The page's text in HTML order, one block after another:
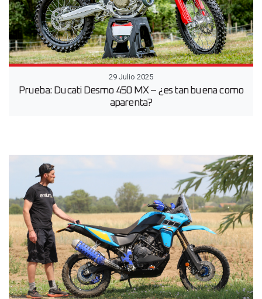
29 Julio 2025
Prueba: Ducati Desmo 450 MX – ¿es tan buena como
aparenta?